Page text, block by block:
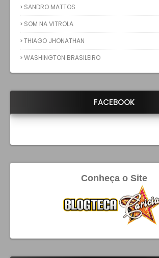
SANDRO MATTOS
SOM NA VITROLA
THIAGO JHONATHAN
WASHINGTON BRASILEIRO
FACEBOOK
Conheça o Site